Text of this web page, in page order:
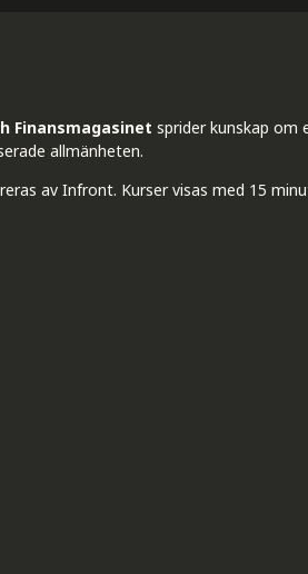
Finansmagasinet sprider kunskap om
allmänheten.
av Infront. Kurser visas med 15